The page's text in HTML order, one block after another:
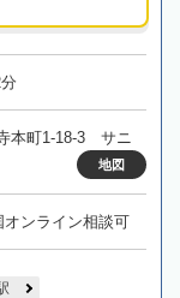
本町1-18-3 サニ
地図
ンライン相談可